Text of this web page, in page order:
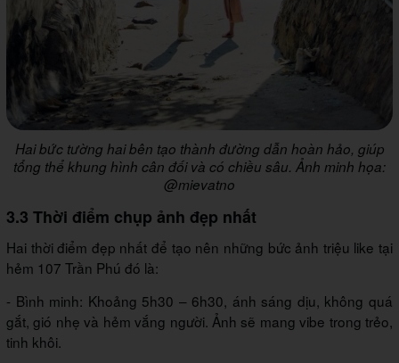
Hai bức tường hai bên tạo thành đường dẫn hoàn hảo, giúp
tổng thể khung hình cân đối và có chiều sâu. Ảnh minh họa:
@mievatno
3.3 Thời điểm chụp ảnh đẹp nhất
Hai thời điểm đẹp nhất để tạo nên những bức ảnh triệu like tại
hẻm 107 Trần Phú đó là:
- Bình minh: Khoảng 5h30 – 6h30, ánh sáng dịu, không quá
gắt, gió nhẹ và hẻm vắng người. Ảnh sẽ mang vibe trong trẻo,
tinh khôi.